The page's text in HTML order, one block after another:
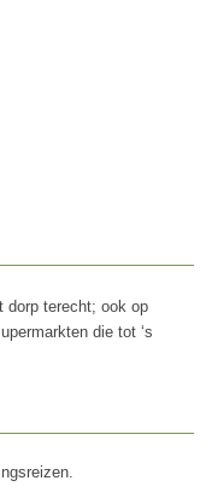
dorp terecht; ook op
die tot ‘s